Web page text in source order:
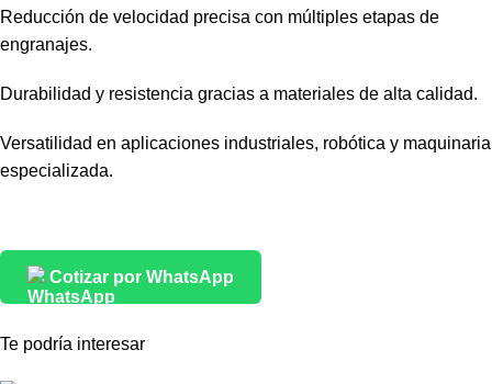
Reducción de velocidad precisa con múltiples etapas de
engranajes.
Durabilidad y resistencia gracias a materiales de alta calidad.
Versatilidad en aplicaciones industriales, robótica y maquinaria
especializada.
Cotizar por WhatsApp
Te podría interesar